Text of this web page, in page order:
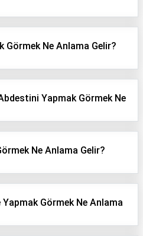
Görmek Ne Anlama Gelir?
Yapmak Görmek Ne
Ne Anlama Gelir?
Görmek Ne Anlama